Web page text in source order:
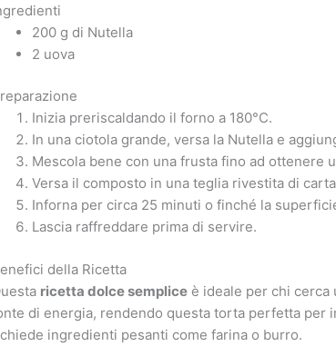
200 g di Nutella
2 uova
Inizia preriscaldando il forno a 180°C.
In una ciotola grande, versa la Nutella e
Mescola bene con una frusta fino ad ottenere
Versa il composto in una teglia rivestita di
Inforna per circa 25 minuti o finché la
Lascia raffreddare prima di servire.
della Ricetta
ricetta dolce semplice è ideale per chi cerca
di energia, rendendo questa torta perfetta per
ingredienti pesanti come farina o burro.